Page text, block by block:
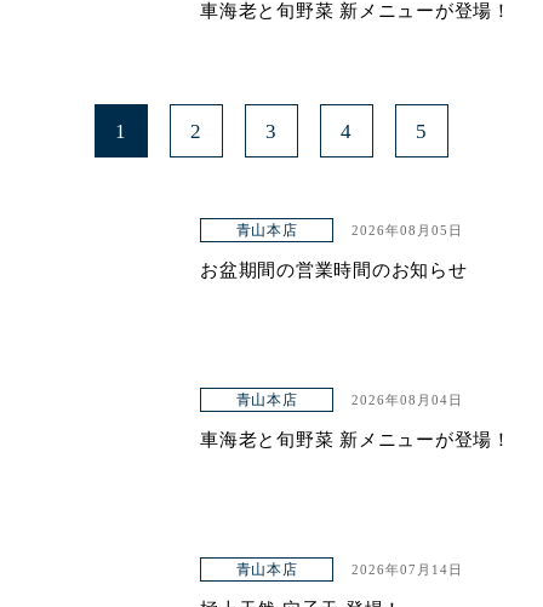
車海老と旬野菜 新メニューが登場！
1 2 3 4 5
青山本店 2026年08月05日
お盆期間の営業時間のお知らせ
青山本店 2026年08月04日
車海老と旬野菜 新メニューが登場！
青山本店 2026年07月14日